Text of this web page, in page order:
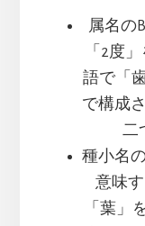
属名の
「2度
語で「
で構成
二
種小名
意味
「葉」